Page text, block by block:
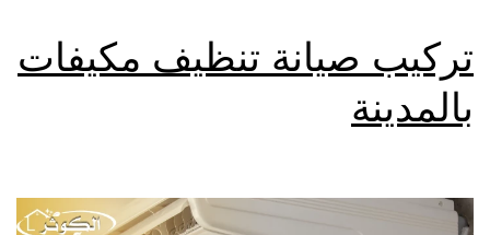
تركيب صيانة تنظيف مكيفات
بالمدينة